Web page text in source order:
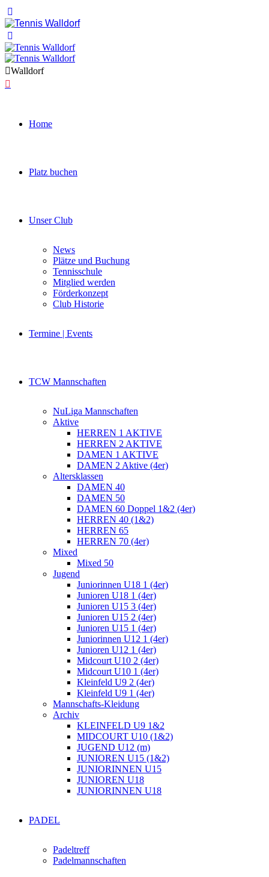
Walldorf
Home
Platz buchen
Unser Club
News
Plätze und Buchung
Tennisschule
Mitglied werden
Förderkonzept
Club Historie
Termine | Events
TCW Mannschaften
NuLiga Mannschaften
Aktive
HERREN 1 AKTIVE
HERREN 2 AKTIVE
DAMEN 1 AKTIVE
DAMEN 2 Aktive (4er)
Altersklassen
DAMEN 40
DAMEN 50
DAMEN 60 Doppel 1&2 (4er)
HERREN 40 (1&2)
HERREN 65
HERREN 70 (4er)
Mixed
Mixed 50
Jugend
Juniorinnen U18 1 (4er)
Junioren U18 1 (4er)
Junioren U15 3 (4er)
Junioren U15 2 (4er)
Junioren U15 1 (4er)
Juniorinnen U12 1 (4er)
Junioren U12 1 (4er)
Midcourt U10 2 (4er)
Midcourt U10 1 (4er)
Kleinfeld U9 2 (4er)
Kleinfeld U9 1 (4er)
Mannschafts-Kleidung
Archiv
KLEINFELD U9 1&2
MIDCOURT U10 (1&2)
JUGEND U12 (m)
JUNIOREN U15 (1&2)
JUNIORINNEN U15
JUNIOREN U18
JUNIORINNEN U18
PADEL
Padeltreff
Padelmannschaften